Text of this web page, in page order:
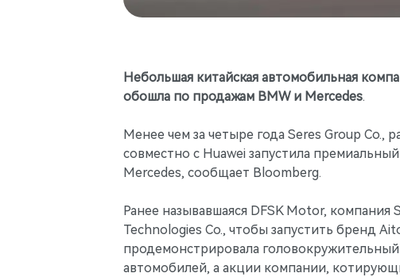
Небольшая китайская автомобильная
обошла по продажам BMW и Mercedes.
Менее чем за четыре года Seres Group Co.,
совместно с Huawei запустила
Mercedes, сообщает Bloomberg.
Ранее называвшаяся DFSK Motor,
Technologies Co., чтобы запустить бренд
продемонстрировала
автомобилей, а акции компании,